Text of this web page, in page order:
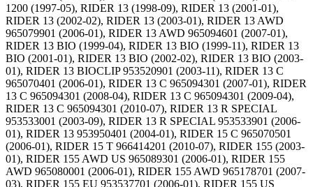
1200 (1997-05), RIDER 13 (1998-09), RIDER 13 (2001-01),
RIDER 13 (2002-02), RIDER 13 (2003-01), RIDER 13 AWD
965079901 (2006-01), RIDER 13 AWD 965094601 (2007-01),
RIDER 13 BIO (1999-04), RIDER 13 BIO (1999-11), RIDER 13
BIO (2001-01), RIDER 13 BIO (2002-02), RIDER 13 BIO (2003-
01), RIDER 13 BIOCLIP 953520901 (2003-11), RIDER 13 C
965070401 (2006-01), RIDER 13 C 965094301 (2007-01), RIDER
13 C 965094301 (2008-04), RIDER 13 C 965094301 (2009-04),
RIDER 13 C 965094301 (2010-07), RIDER 13 R SPECIAL
953533001 (2003-09), RIDER 13 R SPECIAL 953533901 (2006-
01), RIDER 13 953950401 (2004-01), RIDER 15 C 965070501
(2006-01), RIDER 15 T 966414201 (2010-07), RIDER 155 (2003-
01), RIDER 155 AWD US 965089301 (2006-01), RIDER 155
AWD 965080001 (2006-01), RIDER 155 AWD 965178701 (2007-
03), RIDER 155 EU 953537701 (2006-01), RIDER 155 US